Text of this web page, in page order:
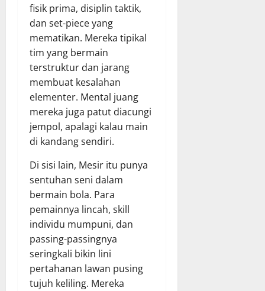
fisik prima, disiplin taktik,
dan set-piece yang
mematikan. Mereka tipikal
tim yang bermain
terstruktur dan jarang
membuat kesalahan
elementer. Mental juang
mereka juga patut diacungi
jempol, apalagi kalau main
di kandang sendiri.
Di sisi lain, Mesir itu punya
sentuhan seni dalam
bermain bola. Para
pemainnya lincah, skill
individu mumpuni, dan
passing-passingnya
seringkali bikin lini
pertahanan lawan pusing
tujuh keliling. Mereka